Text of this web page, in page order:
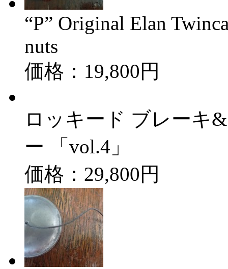
“P” Original Elan
nuts
価格：19,800円
ロッキード ブレーキ
ー 「vol.4」
価格：29,800円